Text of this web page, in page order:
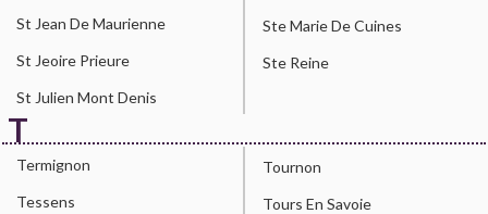
St Jean De Maurienne
St Jeoire Prieure
St Julien Mont Denis
Ste Marie De Cuines
Ste Reine
T
Termignon
Tessens
Tournon
Tours En Savoie